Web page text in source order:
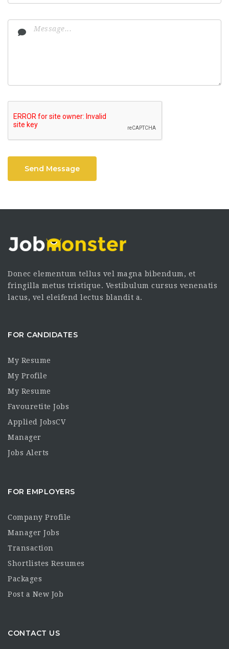
Send Message
Donec elementum tellus vel magna bibendum, et
fringilla metus tristique. Vestibulum cursus venenatis
lacus, vel eleifend lectus blandit a.
FOR CANDIDATES
My Resume
My Profile
My Resume
Favouretite Jobs
Applied JobsCV
Manager
Jobs Alerts
FOR EMPLOYERS
Company Profile
Manager Jobs
Transaction
Shortlistes Resumes
Packages
Post a New Job
CONTACT US